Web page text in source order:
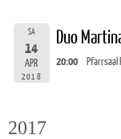
SA
14
APR
2018
Duo
20:00 Pfarrsaal
2017